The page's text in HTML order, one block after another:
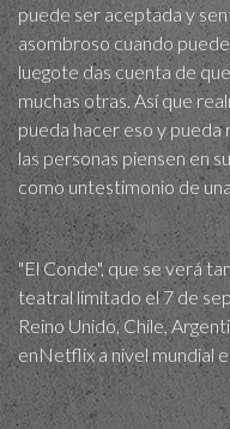
puede ser aceptada y
asombroso cuando
luegote das cuenta de
muchas otras. Así que
pueda hacer eso y
las personas piensen en
como untestimonio de
"El Conde", que se verá
teatral limitado el 7 de
Reino Unido, Chile,
enNetflix a nivel mundial